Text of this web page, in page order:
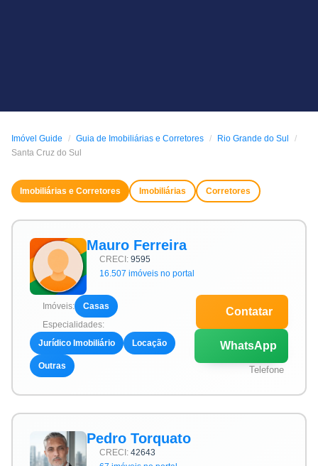
Imóvel Guide Guia de Imobiliárias e Corretores
Rio Grande do Sul
Santa Cruz do Sul
Imobiliárias e Corretores Imobiliárias Corretores
Mauro Ferreira
CRECI: 9595
16.507 imóveis no portal
Imóveis:
Casas
Especialidades:
Jurídico Imobiliário
Locação
Outras
Contatar
WhatsApp
Telefone
Pedro Torquato
CRECI: 42643